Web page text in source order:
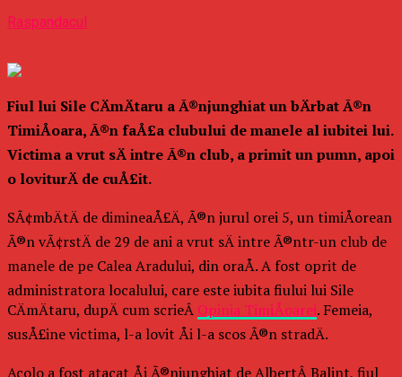
Raspandacul
Fiul lui Sile CÄmÄtaru a Ã®njunghiat un bÄrbat Ã®n
TimiÅoara, Ã®n faÅ£a clubului de manele al iubitei lui.
Victima a vrut sÄ intre Ã®n club, a primit un pumn, apoi
o loviturÄ de cuÅ£it.
SÃ¢mbÄtÄ de dimineaÅ£Ä, Ã®n jurul orei 5, un timiÅorean
Ã®n vÃ¢rstÄ de 29 de ani a vrut sÄ intre Ã®ntr-un club de
manele de pe Calea Aradului, din oraÅ. A fost oprit de
administratora localului, care este iubita fiului lui Sile
CÄmÄtaru, dupÄ cum scrieÂ Opinia TimiÅoarei. Femeia,
susÅ£ine victima, l-a lovit Åi l-a scos Ã®n stradÄ.
Acolo a fost atacat Åi Ã®njunghiat de AlbertÂ Balint, fiul